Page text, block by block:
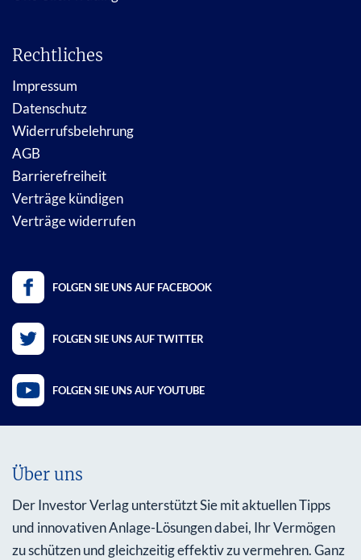
Rechtliches
Impressum
Datenschutz
Widerrufsbelehrung
AGB
Barrierefreiheit
Verträge kündigen
Verträge widerrufen
FOLGEN SIE UNS AUF FACEBOOK
FOLGEN SIE UNS AUF TWITTER
FOLGEN SIE UNS AUF YOUTUBE
Über uns
Der Investor Verlag unterstützt Sie mit aktuellen Tipps
und innovativen Anlage-Lösungen dabei, Ihr Vermögen
zu schützen und gleichzeitig effektiv zu vermehren. Ganz